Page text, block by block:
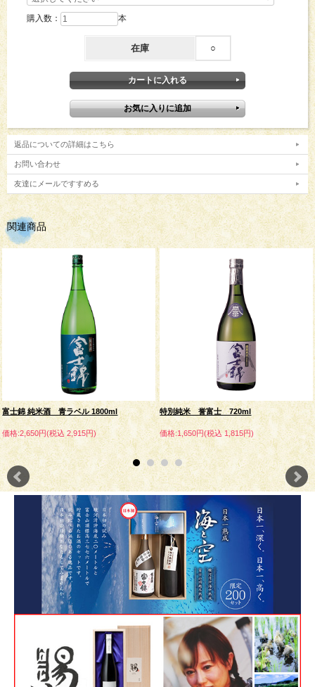
購入数： 本
在庫 ○
返品についての詳細はこちら
お問い合わせ
友達にメールですすめる
関連商品
富士錦 純米酒 青ラベル 1800ml
価格:2,650円(税込 2,915円)
特別純米 誉富士 720ml
価格:1,650円(税込 1,815円)